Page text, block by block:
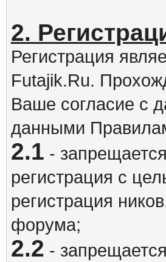
2.
Регистрация
Futajik.Ru.
Ваше согласие с
данными
2.1 -
регистрация с
регистрация
форума;
2.2 -